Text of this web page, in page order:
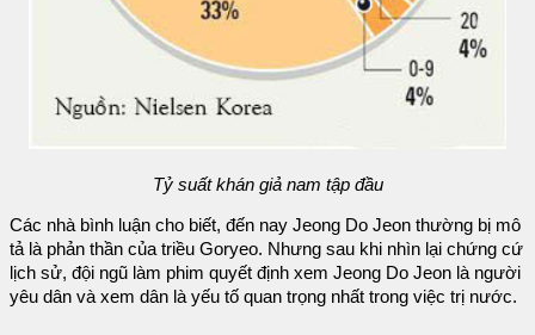
Tỷ suất khán giả nam tập đầu
Các nhà bình luận cho biết, đến nay Jeong Do Jeon thường bị mô
tả là phản thần của triều Goryeo. Nhưng sau khi nhìn lại chứng cứ
lịch sử, đội ngũ làm phim quyết định xem Jeong Do Jeon là người
yêu dân và xem dân là yếu tố quan trọng nhất trong việc trị nước.